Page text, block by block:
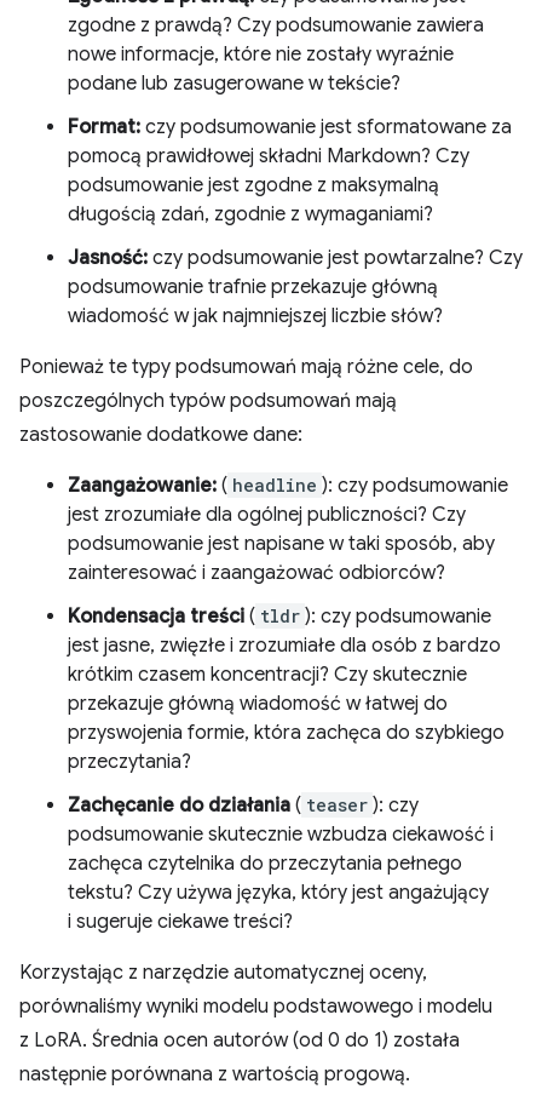
zgodne z prawdą? Czy podsumowanie zawiera
nowe informacje, które nie zostały wyraźnie
podane lub zasugerowane w tekście?
Format: czy podsumowanie jest sformatowane za
pomocą prawidłowej składni Markdown? Czy
podsumowanie jest zgodne z maksymalną
długością zdań, zgodnie z wymaganiami?
Jasność: czy podsumowanie jest powtarzalne? Czy
podsumowanie trafnie przekazuje główną
wiadomość w jak najmniejszej liczbie słów?
Ponieważ te typy podsumowań mają różne cele, do
poszczególnych typów podsumowań mają
zastosowanie dodatkowe dane:
Zaangażowanie: ( headline ): czy podsumowanie
jest zrozumiałe dla ogólnej publiczności? Czy
podsumowanie jest napisane w taki sposób, aby
zainteresować i zaangażować odbiorców?
Kondensacja treści ( tldr ): czy podsumowanie
jest jasne, zwięzłe i zrozumiałe dla osób z bardzo
krótkim czasem koncentracji? Czy skutecznie
przekazuje główną wiadomość w łatwej do
przyswojenia formie, która zachęca do szybkiego
przeczytania?
Zachęcanie do działania ( teaser ): czy
podsumowanie skutecznie wzbudza ciekawość i
zachęca czytelnika do przeczytania pełnego
tekstu? Czy używa języka, który jest angażujący
i sugeruje ciekawe treści?
Korzystając z narzędzie automatycznej oceny,
porównaliśmy wyniki modelu podstawowego i modelu
z LoRA. Średnia ocen autorów (od 0 do 1) została
następnie porównana z wartością progową.